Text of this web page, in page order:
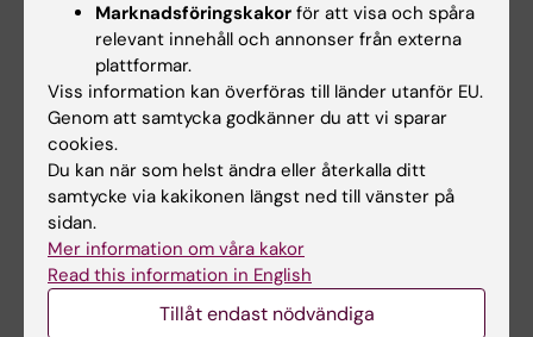
Läsning av sidor 10–33: cirka 40–50 minuter
Gemensam diskussion och reflektion: 30–45
minuter
Vad är outputen?
en gemensam förståelse för riktlinjens
rekommendationer på organisationsnivå
en översikt över vilka delar som redan finns
på plats på skolan
en lista över områden som kan behöva
utvecklas vidare
Marknadsföringskakor för att visa och spåra
relevant innehåll och annonser från externa
plattformar.
Viss information kan överföras till länder utanför EU.
Genom att samtycka godkänner du att vi sparar
cookies.
Du kan när som helst ändra eller återkalla ditt
samtycke via kakikonen längst ned till vänster på
sidan.
Mer information om våra kakor
Read this information in English
Tillåt endast nödvändiga